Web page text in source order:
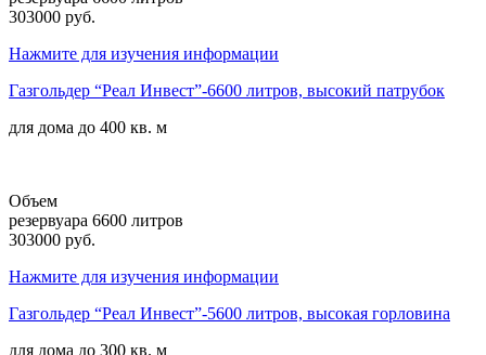
303000 руб.
Нажмите для изучения информации
Газгольдер “Реал Инвест”-6600 литров, высокий патрубок
для дома до 400 кв. м
Объем
резервуара 6600 литров
303000 руб.
Нажмите для изучения информации
Газгольдер “Реал Инвест”-5600 литров, высокая горловина
для дома до 300 кв. м